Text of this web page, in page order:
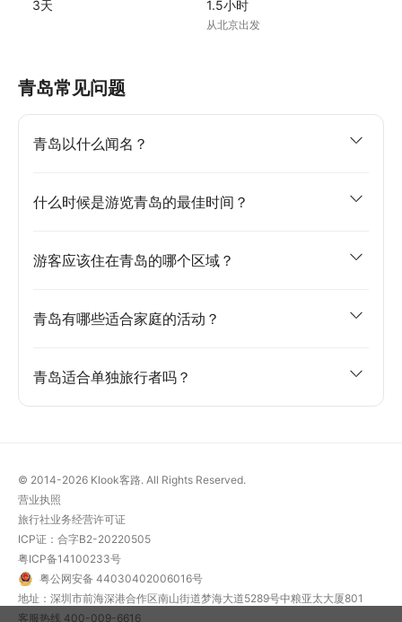
3天
1.5小时
从北京出发
青岛常见问题
青岛以什么闻名？
什么时候是游览青岛的最佳时间？
游客应该住在青岛的哪个区域？
青岛有哪些适合家庭的活动？
青岛适合单独旅行者吗？
© 2014-2026 Klook客路. All Rights Reserved.
营业执照
旅行社业务经营许可证
ICP证：合字B2-20220505
粤ICP备14100233号
粤公网安备 44030402006016号
地址：深圳市前海深港合作区南山街道梦海大道5289号中粮亚太大厦801
客服热线 400-009-6616